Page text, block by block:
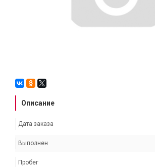
Описание
Дата заказа
Выполнен
Пробег